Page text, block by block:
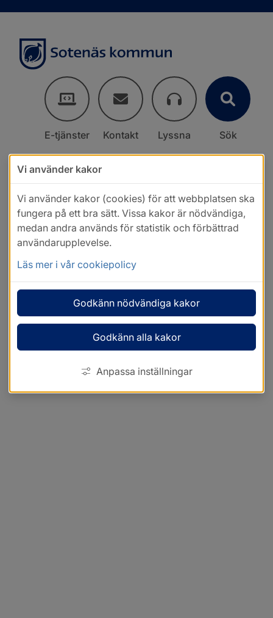
E-tjänster Kontakt Lyssna Sök
Vi använder kakor
Vi använder kakor (cookies) för att webbplatsen ska
fungera på ett bra sätt. Vissa kakor är nödvändiga,
medan andra används för statistik och förbättrad
användarupplevelse.
Läs mer i vår cookiepolicy
Godkänn nödvändiga kakor
Godkänn alla kakor
Anpassa inställningar